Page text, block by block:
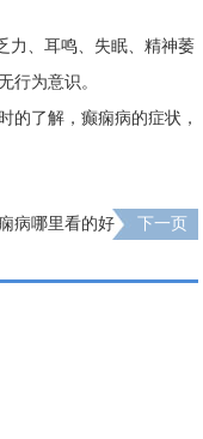
力、耳鸣、失眠、精神萎
行为意识。
的了解，癫痫病的症状，
病哪里看的好 下一页